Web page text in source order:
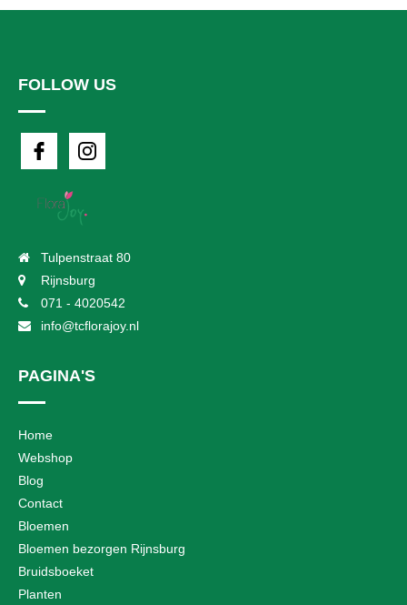
FOLLOW US
Tulpenstraat 80
Rijnsburg
071 - 4020542
info@tcflorajoy.nl
PAGINA'S
Home
Webshop
Blog
Contact
Bloemen
Bloemen bezorgen Rijnsburg
Bruidsboeket
Planten